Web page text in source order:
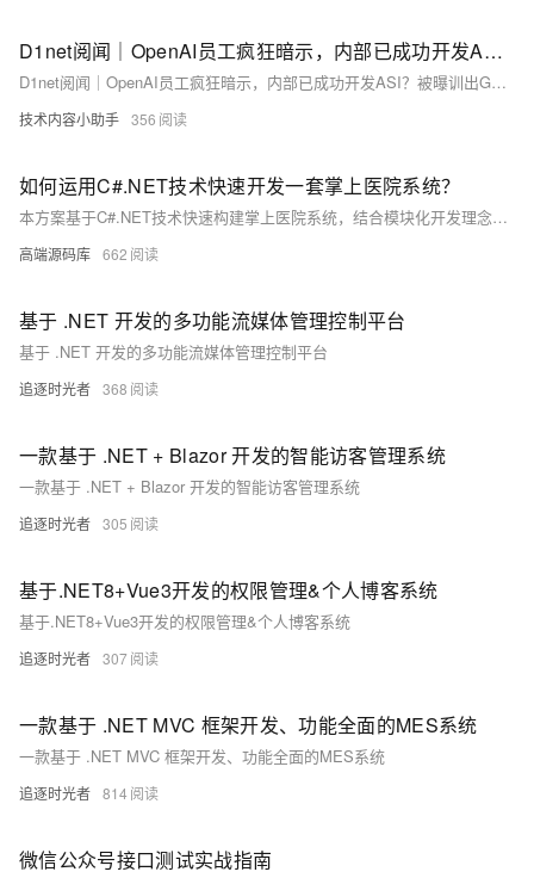
D1net阅闻｜OpenAI员工疯狂暗示，内部已成功开发ASI？被曝训出GPT-5但雪藏
D1net阅闻｜OpenAI员工疯狂暗示，内部已成功开发ASI？被曝训出GPT-5但雪藏
技术内容小助手 356
如何运用C#.NET技术快速开发一套掌上医院系统？
本方案基于C#.NET技术快速构建掌上医院系统，结合模块化开发理念与医院信息化需求。核心功能涵盖用户端的预约挂号、在线问诊、报告查询等，以及管理端的排班管理和数据统计。采用.NET Core Web API与uni-app实现前后端分离，支持跨平台小程序开发。数据库选用SQL Server 2012，并通过读写分离与索引优化提升性能。部署方案包括Windows Server与负载均衡设计，确保高可用性。同时针对API差异、数据库老化及高并发等问题制定应对措施，保障系统稳定运行。推荐使用Postman、Redgate等工具辅助开发，提升效率与质量。
高端源码库 662
基于 .NET 开发的多功能流媒体管理控制平台
基于 .NET 开发的多功能流媒体管理控制平台
追逐时光者 368
一款基于 .NET + Blazor 开发的智能访客管理系统
一款基于 .NET + Blazor 开发的智能访客管理系统
追逐时光者 305
基于.NET8+Vue3开发的权限管理&个人博客系统
基于.NET8+Vue3开发的权限管理&个人博客系统
追逐时光者 307
一款基于 .NET MVC 框架开发、功能全面的MES系统
一款基于 .NET MVC 框架开发、功能全面的MES系统
追逐时光者 814
微信公众号接口测试实战指南